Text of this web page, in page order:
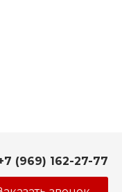
(969) 162-27-77